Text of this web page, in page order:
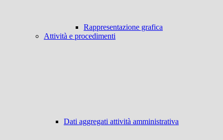
Rappresentazione grafica
Attività e procedimenti
Dati aggregati attività amministrativa